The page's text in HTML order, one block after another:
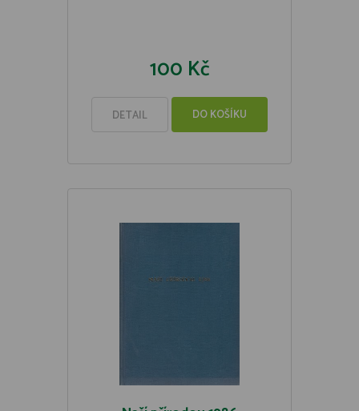
100 Kč
DETAIL DO KOŠÍKU